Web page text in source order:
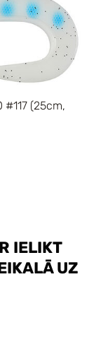
IELIKT
UZ
#117 (25cm,